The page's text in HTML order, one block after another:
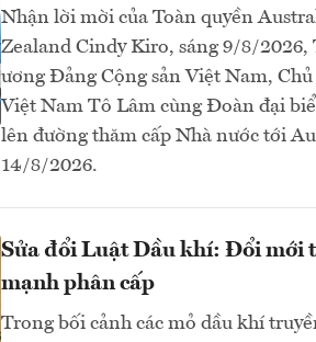
Nhận lời mời của Toàn quyền
Zealand Cindy Kiro, sáng 9/8/
ương Đảng Cộng sản Việt Nam,
Việt Nam Tô Lâm cùng Đoàn đại
lên đường thăm cấp Nhà nước tới
14/8/2026.
Sửa đổi Luật Dầu khí: Đổi mới
mạnh phân cấp
Trong bối cảnh các mỏ dầu khí